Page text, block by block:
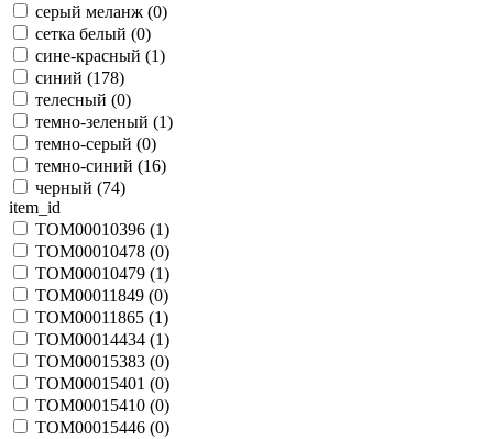
серый меланж (0)
сетка белый (0)
сине-красный (1)
синий (178)
телесный (0)
темно-зеленый (1)
темно-серый (0)
темно-синий (16)
черный (74)
item_id
TOM00010396 (1)
TOM00010478 (0)
TOM00010479 (1)
TOM00011849 (0)
TOM00011865 (1)
TOM00014434 (1)
TOM00015383 (0)
TOM00015401 (0)
TOM00015410 (0)
TOM00015446 (0)